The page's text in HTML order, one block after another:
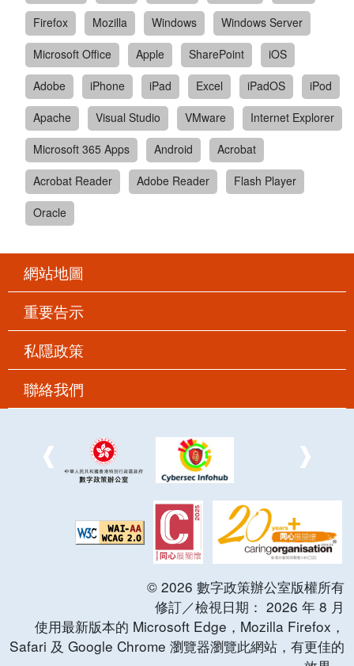
Firefox
Mozilla Windows
Windows Server
Microsoft Office
Apple SharePoint
iOS
Adobe
iPhone iPad Excel iPadOS
iPod
Apache
Visual Studio VMware
Internet Explorer
Microsoft 365 Apps
Android
Acrobat
Acrobat Reader
Adobe Reader
Flash Player
Oracle
網站地圖
重要告示
私隱政策
聯絡我們
© 2026 數字政策辦公室版權所有
修訂／檢視日期： 2026 年 8 月
使用最新版本的 Microsoft Edge，Mozilla Firefox，
Safari 及 Google Chrome 瀏覽器瀏覽此網站，有更佳的